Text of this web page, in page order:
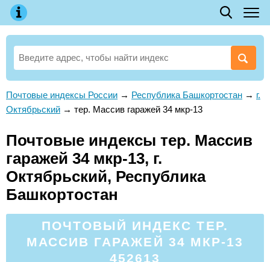
Почтовые индексы России → Республика Башкортостан → г.
Октябрьский → тер. Массив гаражей 34 мкр-13
Почтовые индексы тер. Массив
гаражей 34 мкр-13, г.
Октябрьский, Республика
Башкортостан
ПОЧТОВЫЙ ИНДЕКС ТЕР.
МАССИВ ГАРАЖЕЙ 34 МКР-13
452613